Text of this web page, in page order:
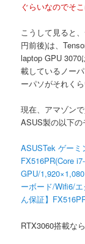
ぐらいなのでそ
こうして見ると
円前後)は、
laptop GPU 3070
載しているノー
ーパソがそれく
現在、アマゾン
ASUS製の以下の
ASUSTek ゲー
FX516PR(Core
GPU/
ーボード/Wifi6/
ん保証】
RTX3060搭載な